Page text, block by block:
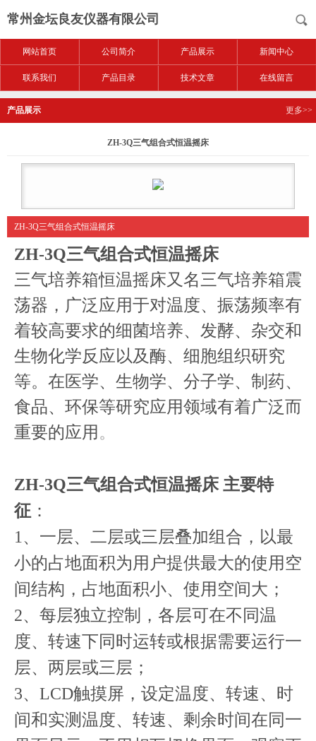
常州金坛良友仪器有限公司
网站首页 公司简介 产品展示 新闻中心
联系我们 产品目录 技术文章 在线留言
产品展示 更多>>
ZH-3Q三气组合式恒温摇床
ZH-3Q三气组合式恒温摇床
ZH-3Q三气组合式恒温摇床
三气培养箱恒温摇床又名三气培养箱震
荡器，广泛应用于对温度、振荡频率有
着较高要求的细菌培养、发酵、杂交和
生物化学反应以及酶、细胞组织研究
等。在医学、生物学、分子学、制药、
食品、环保等研究应用领域有着广泛而
重要的应用 。
ZH-3Q三气组合式恒温摇床 主要特
征 ：
1、一层、二层或三层叠加组合，以最
小的占地面积为用户提供最大的使用空
间结构，占地面积小、使用空间大；
2、每层独立控制，各层可在不同温
度、转速下同时运转或根据需要运行一
层、两层或三层；
3、LCD触摸屏，设定温度、转速、时
间和实测温度、转速、剩余时间在同一